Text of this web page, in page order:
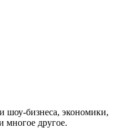
шоу-бизнеса, экономики,
многое другое.